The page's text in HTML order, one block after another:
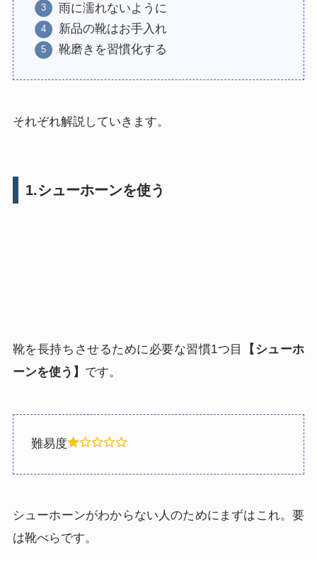
雨に濡れないように
新品の靴はお手入れ
靴磨きを習慣化する
それぞれ解説していきます。
1.シューホーンを使う
靴を長持ちさせるために必要な習慣1つ目
【シューホ
ーンを使う】 です。
難易度
シューホーンがわからない人のためにまずはこれ。要
は靴べらです。